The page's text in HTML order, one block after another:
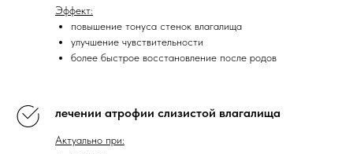
Эффект:
повышение тонуса стенок влагалища
улучшение чувствительности
более быстрое восстановление после родов
лечении атрофии слизистой влагалища
Актуально при:
Лазерный аппарат Fotona -
это многофункциональная